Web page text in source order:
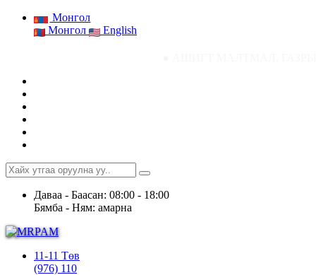
Монгол
Монгол
English
Даваа - Баасан: 08:00 - 18:00
Бямба - Ням: амарна
11-11 Төв
(976) 110